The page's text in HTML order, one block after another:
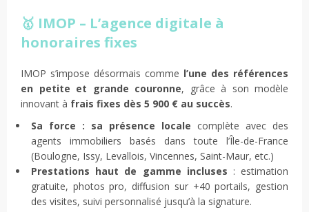
🥇 IMOP – L’agence digitale à
honoraires fixes
IMOP s’impose désormais comme l’une des références
en petite et grande couronne, grâce à son modèle
innovant à frais fixes dès 5 900 € au succès.
Sa force : sa présence locale complète avec des
agents immobiliers basés dans toute l’Île-de-France
(Boulogne, Issy, Levallois, Vincennes, Saint-Maur, etc.)
Prestations haut de gamme incluses : estimation
gratuite, photos pro, diffusion sur +40 portails, gestion
des visites, suivi personnalisé jusqu’à la signature.